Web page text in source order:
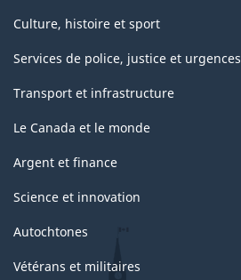
Culture, histoire et sport
Services de police, justice et urgences
Transport et infrastructure
Le Canada et le monde
Argent et finance
Science et innovation
Autochtones
Vétérans et militaires